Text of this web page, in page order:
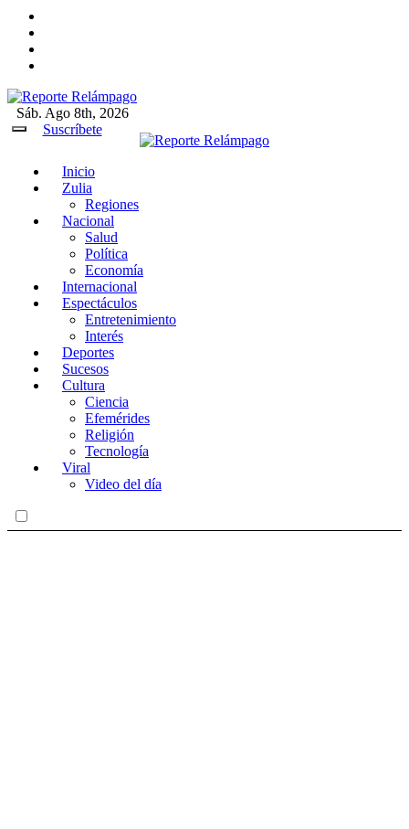
Reporte Relámpago
Claridad y rigor en cada noticia
Sáb. Ago 8th, 2026
Suscríbete
Inicio
Zulia
Regiones
Nacional
Salud
Política
Economía
Internacional
Espectáculos
Entretenimiento
Interés
Deportes
Sucesos
Cultura
Ciencia
Efemérides
Religión
Tecnología
Viral
Video del día